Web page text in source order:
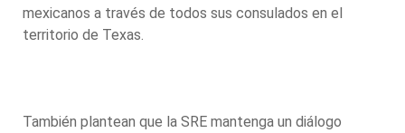
mexicanos a través de todos sus consulados en el
territorio de Texas.
También plantean que la SRE mantenga un diálogo